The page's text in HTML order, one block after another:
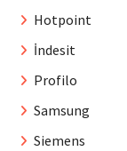
Hotpoint
İndesit
Profilo
Samsung
Siemens